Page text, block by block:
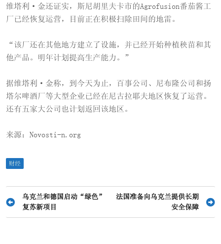
维塔利·金还证实，斯尼胡里夫卡市的Agrofusion番茄酱工
厂已经恢复运营，目前正在积极扫除田间的地雷。
“该厂还在其他地方建立了设施，并已经开始种植秧苗和其
他产品。明年计划提高生产能力。”
据维塔利·金称，到今天为止，百事公司、尼布隆公司和扬
塔尔啤酒厂等大型企业已经在尼古拉耶夫地区恢复了运营。
还有五家大公司也计划返回该地区。
来源：Novosti-n.org
财经
文
乌克兰和德国启动“绿色”
复苏新项目
法国准备向乌克兰提供长期
安全保障